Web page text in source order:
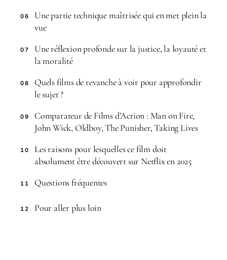
06
Une partie technique maîtrisée qui en met plein la
vue
07
Une réflexion profonde sur la justice, la loyauté et
la moralité
08
Quels films de revanche à voir pour approfondir
le sujet ?
09
Comparateur de Films d’Action : Man on Fire,
John Wick, Oldboy, The Punisher, Taking Lives
10
Les raisons pour lesquelles ce film doit
absolument être découvert sur Netflix en 2025
11 Questions fréquentes
12 Pour aller plus loin